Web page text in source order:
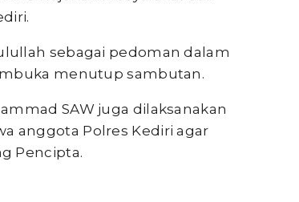
sebagai pedoman dalam
menutup sambutan.
SAW juga dilaksanakan
anggota Polres Kediri agar
Pencipta.